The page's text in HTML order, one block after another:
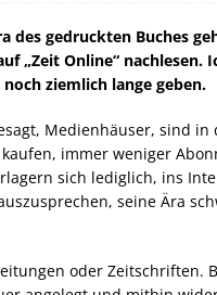
des gedruckten Buches
„Zeit Online“ nachlesen.
ziemlich lange geben.
Medienhäuser, sind in
immer weniger
sich lediglich, ins
seine Ära
oder Zeitschriften.